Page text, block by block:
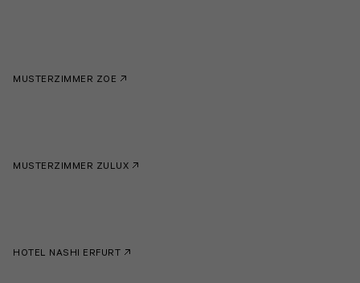
MUSTERZIMMER ZOE
MUSTERZIMMER ZULUX
HOTEL NASHI ERFURT